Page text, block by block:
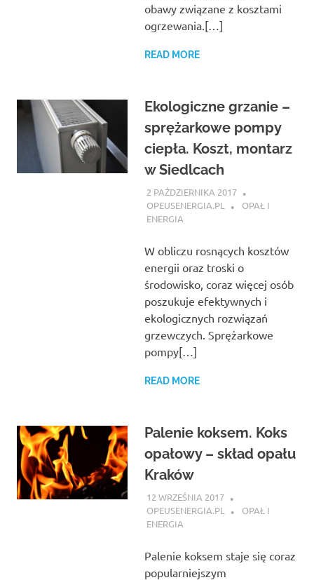
obawy związane z kosztami
ogrzewania.[…]
READ MORE
Ekologiczne grzanie –
sprężarkowe pompy
ciepła. Koszt, montarz
w Siedlcach
2 PAŹDZIERNIKA 2017
OPEUSENERGIA.PL
OPAŁ I
ENERGIA
W obliczu rosnących kosztów
energii oraz troski o
środowisko, coraz więcej osób
poszukuje efektywnych i
ekologicznych rozwiązań
grzewczych. Sprężarkowe
pompy[…]
READ MORE
Palenie koksem. Koks
opałowy – skład opału
Kraków
12 WRZEŚNIA 2017
OPEUSENERGIA.PL
OPAŁ I
ENERGIA
Palenie koksem staje się coraz
popularniejszym